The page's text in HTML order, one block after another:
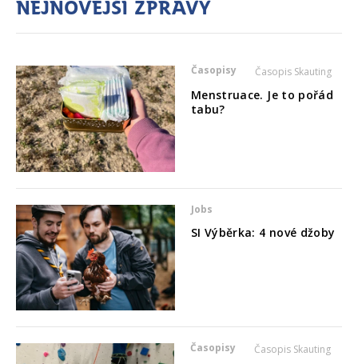
Nejnovější zprávy
Časopisy Časopis Skauting
Menstruace. Je to pořád
tabu?
Jobs
SI Výběrka: 4 nové džoby
Časopisy Časopis Skauting